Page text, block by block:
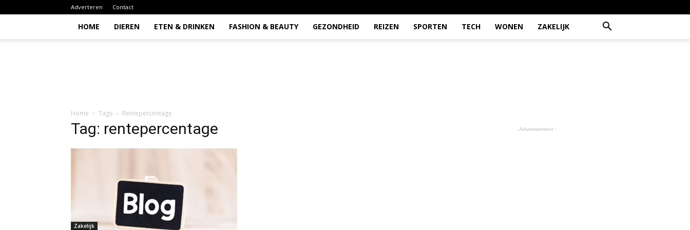
Adverteren Contact
HOME DIEREN ETEN & DRINKEN FASHION & BEAUTY GEZONDHEID REIZEN SPORTEN TECH WONEN ZAKELIJK
Home Tags Rentepercentage
Tag: rentepercentage
Zakelijk
- Advertisement -